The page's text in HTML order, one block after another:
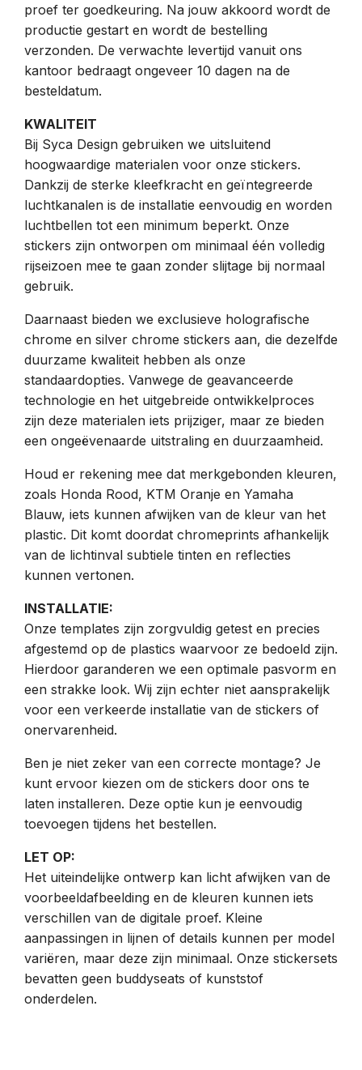
proef ter goedkeuring. Na jouw akkoord wordt de
productie gestart en wordt de bestelling
verzonden. De verwachte levertijd vanuit ons
kantoor bedraagt ongeveer 10 dagen na de
besteldatum.
KWALITEIT
Bij Syca Design gebruiken we uitsluitend
hoogwaardige materialen voor onze stickers.
Dankzij de sterke kleefkracht en geïntegreerde
luchtkanalen is de installatie eenvoudig en worden
luchtbellen tot een minimum beperkt. Onze
stickers zijn ontworpen om minimaal één volledig
rijseizoen mee te gaan zonder slijtage bij normaal
gebruik.
Daarnaast bieden we exclusieve holografische
chrome en silver chrome stickers aan, die dezelfde
duurzame kwaliteit hebben als onze
standaardopties. Vanwege de geavanceerde
technologie en het uitgebreide ontwikkelproces
zijn deze materialen iets prijziger, maar ze bieden
een ongeëvenaarde uitstraling en duurzaamheid.
Houd er rekening mee dat merkgebonden kleuren,
zoals Honda Rood, KTM Oranje en Yamaha
Blauw, iets kunnen afwijken van de kleur van het
plastic. Dit komt doordat chromeprints afhankelijk
van de lichtinval subtiele tinten en reflecties
kunnen vertonen.
INSTALLATIE:
Onze templates zijn zorgvuldig getest en precies
afgestemd op de plastics waarvoor ze bedoeld zijn.
Hierdoor garanderen we een optimale pasvorm en
een strakke look. Wij zijn echter niet aansprakelijk
voor een verkeerde installatie van de stickers of
onervarenheid.
Ben je niet zeker van een correcte montage? Je
kunt ervoor kiezen om de stickers door ons te
laten installeren. Deze optie kun je eenvoudig
toevoegen tijdens het bestellen.
LET OP:
Het uiteindelijke ontwerp kan licht afwijken van de
voorbeeldafbeelding en de kleuren kunnen iets
verschillen van de digitale proef. Kleine
aanpassingen in lijnen of details kunnen per model
variëren, maar deze zijn minimaal. Onze stickersets
bevatten geen buddyseats of kunststof
onderdelen.